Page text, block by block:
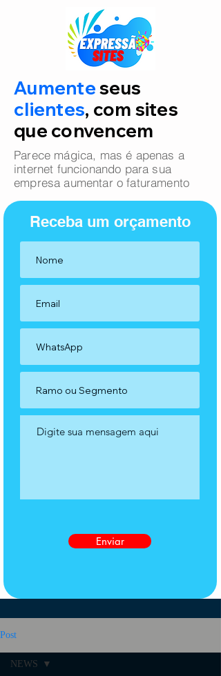
Aumenteseus
clientes, com sites
que convencem
Parece mágica, mas é apenas a
internet funcionando para sua
empresa aumentar o faturamento
Receba um orçamento
Enviar
Post
NEWS